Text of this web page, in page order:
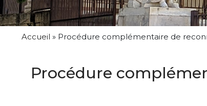
Accueil » Procédure complémentaire de
Procédure